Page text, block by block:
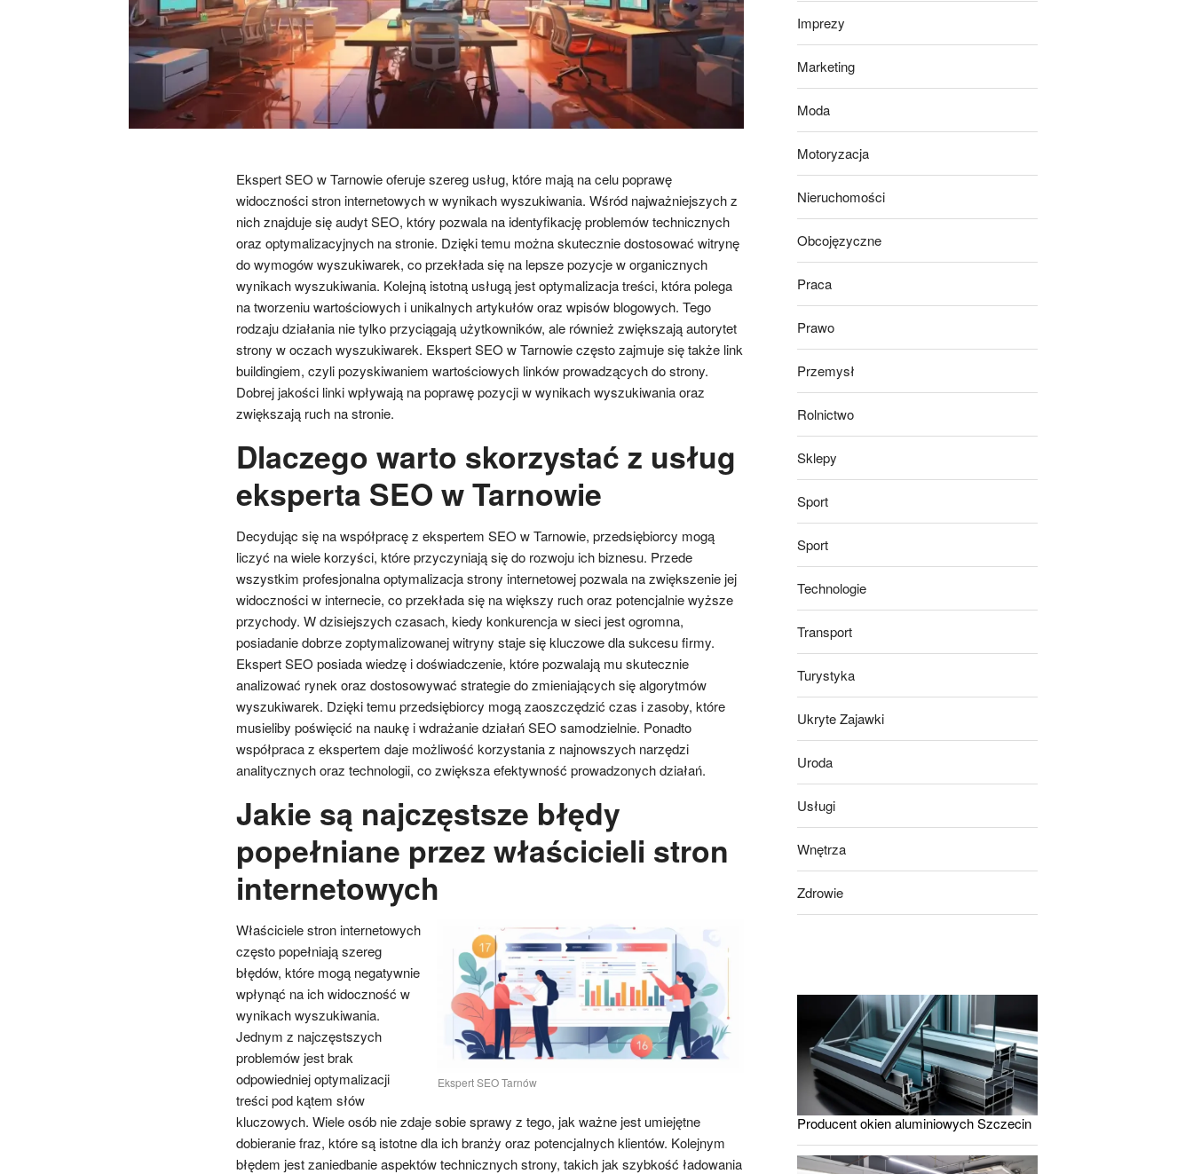
Ekspert SEO w Tarnowie oferuje szereg usług, które mają na celu poprawę
widoczności stron internetowych w wynikach wyszukiwania. Wśród najważniejszych z
nich znajduje się audyt SEO, który pozwala na identyfikację problemów technicznych
oraz optymalizacyjnych na stronie. Dzięki temu można skutecznie dostosować witrynę
do wymogów wyszukiwarek, co przekłada się na lepsze pozycje w organicznych
wynikach wyszukiwania. Kolejną istotną usługą jest optymalizacja treści, która polega
na tworzeniu wartościowych i unikalnych artykułów oraz wpisów blogowych. Tego
rodzaju działania nie tylko przyciągają użytkowników, ale również zwiększają autorytet
strony w oczach wyszukiwarek. Ekspert SEO w Tarnowie często zajmuje się także link
buildingiem, czyli pozyskiwaniem wartościowych linków prowadzących do strony.
Dobrej jakości linki wpływają na poprawę pozycji w wynikach wyszukiwania oraz
zwiększają ruch na stronie.
Dlaczego warto skorzystać z usług
eksperta SEO w Tarnowie
Decydując się na współpracę z ekspertem SEO w Tarnowie, przedsiębiorcy mogą
liczyć na wiele korzyści, które przyczyniają się do rozwoju ich biznesu. Przede
wszystkim profesjonalna optymalizacja strony internetowej pozwala na zwiększenie jej
widoczności w internecie, co przekłada się na większy ruch oraz potencjalnie wyższe
przychody. W dzisiejszych czasach, kiedy konkurencja w sieci jest ogromna,
posiadanie dobrze zoptymalizowanej witryny staje się kluczowe dla sukcesu firmy.
Ekspert SEO posiada wiedzę i doświadczenie, które pozwalają mu skutecznie
analizować rynek oraz dostosowywać strategie do zmieniających się algorytmów
wyszukiwarek. Dzięki temu przedsiębiorcy mogą zaoszczędzić czas i zasoby, które
musieliby poświęcić na naukę i wdrażanie działań SEO samodzielnie. Ponadto
współpraca z ekspertem daje możliwość korzystania z najnowszych narzędzi
analitycznych oraz technologii, co zwiększa efektywność prowadzonych działań.
Jakie są najczęstsze błędy
popełniane przez właścicieli stron
internetowych
Ekspert SEO Tarnów
Właściciele stron internetowych
często popełniają szereg
błędów, które mogą negatywnie
wpłynąć na ich widoczność w
wynikach wyszukiwania.
Jednym z najczęstszych
problemów jest brak
odpowiedniej optymalizacji
treści pod kątem słów
kluczowych. Wiele osób nie zdaje sobie sprawy z tego, jak ważne jest umiejętne
dobieranie fraz, które są istotne dla ich branży oraz potencjalnych klientów. Kolejnym
błędem jest zaniedbanie aspektów technicznych strony, takich jak szybkość ładowania
Imprezy
Marketing
Moda
Motoryzacja
Nieruchomości
Obcojęzyczne
Praca
Prawo
Przemysł
Rolnictwo
Sklepy
Sport
Sport
Technologie
Transport
Turystyka
Ukryte Zajawki
Uroda
Usługi
Wnętrza
Zdrowie
Producent okien aluminiowych Szczecin